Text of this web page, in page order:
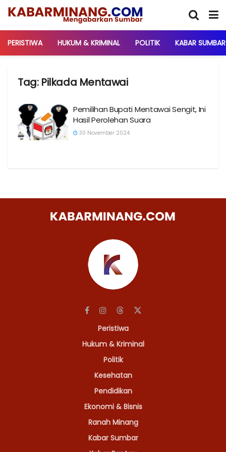
PERISTIWA HUKUM & KRIMINAL POLITIK KABAR SUMBAR
Tag: Pilkada Mentawai
Pemilihan Bupati Mentawai Sengit, Ini
Hasil Perolehan Suara
30 November 2024
Peristiwa
Hukum & Kriminal
Politik
Kesehatan
Pendidikan
Ekonomi & Bisnis
Ranah Minang
Kabar Sumbar